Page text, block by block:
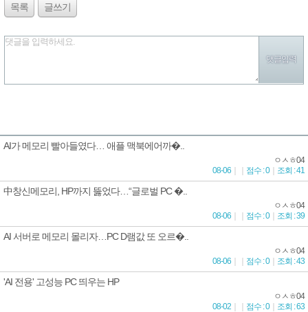
목록 글쓰기
댓글을 입력하세요.
AI가 메모리 빨아들였다… 애플 맥북에어까�..
ㅇㅅㅎ04
08-06
점수 : 0｜ 조회 : 41
中창신메모리, HP까지 뚫었다…“글로벌 PC �..
ㅇㅅㅎ04
08-06
점수 : 0｜ 조회 : 39
AI 서버로 메모리 몰리자…PC D램값 또 오르�..
ㅇㅅㅎ04
08-06
점수 : 0｜ 조회 : 43
'AI 전용' 고성능 PC 띄우는 HP
ㅇㅅㅎ04
08-02
점수 : 0｜ 조회 : 63